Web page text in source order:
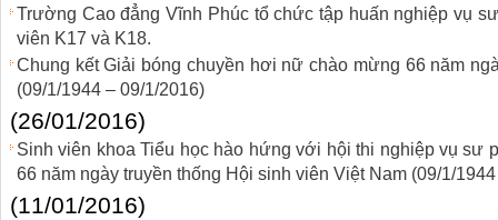
Trường Cao đẳng Vĩnh Phúc tổ chức tập huấn nghiệp vụ
viên K17 và K18.
Chung kết Giải bóng chuyền hơi nữ chào mừng 66 năm
(09/1/1944 – 09/1/2016)
(26/01/2016)
Sinh viên khoa Tiểu học hào hứng với hội thi nghiệp vụ sư
66 năm ngày truyền thống Hội sinh viên Việt Nam (09/1/
(11/01/2016)